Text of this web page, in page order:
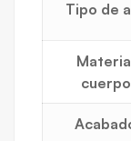
Tipo de
cuerpo